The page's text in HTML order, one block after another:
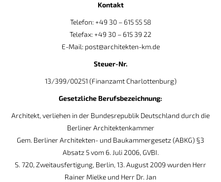
Kontakt
Telefon: +49 30 – 615 55 58
Telefax: +49 30 – 615 39 22
E-Mail: post@architekten-km.de
Steuer-Nr.
13/399/00251 (Finanzamt Charlottenburg)
Gesetzliche Berufsbezeichnung:
Architekt, verliehen in der Bundesrepublik Deutschland durch die
Berliner Architektenkammer
Gem. Berliner Architekten- und Baukammergesetz (ABKG) §3
Absatz 5 vom 6. Juli 2006, GVBI.
S. 720, Zweitausfertigung, Berlin, 13. August 2009 wurden Herr
Rainer Mielke und Herr Dr. Jan